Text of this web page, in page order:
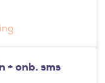
+ onb. sms